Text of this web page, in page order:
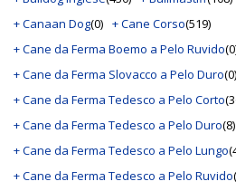
+ Canaan Dog(0) + Cane Corso(519)
+ Cane da Ferma Boemo a Pelo Ruvido
+ Cane da Ferma Slovacco a Pelo Duro(0)
+ Cane da Ferma Tedesco a Pelo Corto
+ Cane da Ferma Tedesco a Pelo Duro(8)
+ Cane da Ferma Tedesco a Pelo Lungo
+ Cane da Ferma Tedesco a Pelo Ruvido